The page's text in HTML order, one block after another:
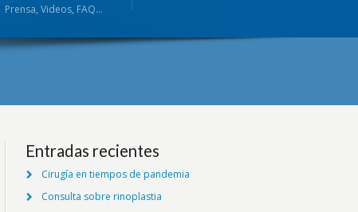
Prensa, Videos, FAQ…
Entradas recientes
Cirugía en tiempos de pandemia
Consulta sobre rinoplastia